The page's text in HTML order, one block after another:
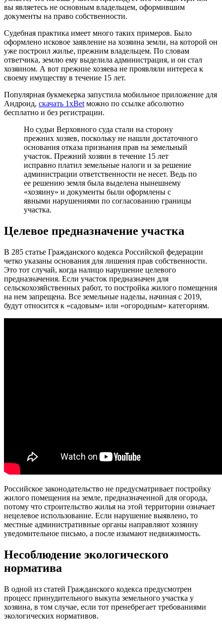
вы являетесь не основным владельцем, оформившим
документы на право собственности.
Судебная практика имеет много таких примеров. Было
оформлено исковое заявление на хозяина земли, на которой он
уже построил жилье, прежним владельцем. По словам
ответчика, землю ему выделила администрация, и он стал
хозяином. А вот прежние хозяева не проявляли интереса к
своему имуществу в течение 15 лет.
Популярная букмекерка запустила мобильное приложение для
Андроид, скачать 1xBetможно по ссылке абсолютно
бесплатно и без регистрации.
Но судьи Верховного суда стали на сторону
прежних хозяев, поскольку не нашли достаточного
основания отказа признания прав на земельный
участок. Прежний хозяин в течение 15 лет
исправно платил земельные налоги и за решение
администрации ответственности не несет. Ведь по
ее решению земля была выделена нынешнему
«хозяину» и документы были оформлены с
явными нарушениями по согласованию границы
участка.
Целевое предназначение участка
В 285 статье Гражданского кодекса Российской федерации
четко указаны основания для лишения прав собственности.
Это тот случай, когда налицо нарушение целевого
предназначения. Если участок предназначен для
сельскохозяйственных работ, то постройка жилого помещения
на нем запрещена. Все земельные наделы, начиная с 2019,
будут относится к «садовым» или «огородным» категориям.
Российское законодательство не предусматривает постройку
жилого помещения на земле, предназначенной для огорода,
потому что строительство жилья на этой территории означает
нецелевое использование. Если нарушение выявлено, то
местные административные органы направляют хозяину
уведомительное письмо, а после изымают недвижимость.
Несоблюдение экологического
норматива
В одной из статей Гражданского кодекса предусмотрен
процесс принудительного выкупа земельного участка у
хозяина, в том случае, если тот пренебрегает требованиями
экологических нормативов.